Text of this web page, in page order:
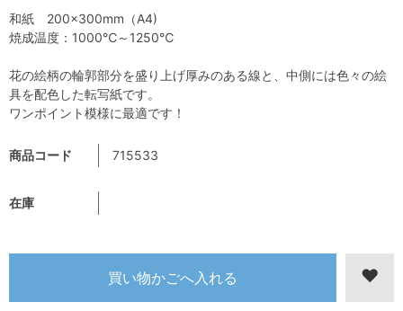
商品コード 715533
在庫
和紙 200×300mm（A4)
焼成温度：1000℃～1250℃
花の絵柄の輪郭部分を盛り上げ厚みのある線と、中側には色々の絵
具を配色した転写紙です。
ワンポイント模様に最適です！